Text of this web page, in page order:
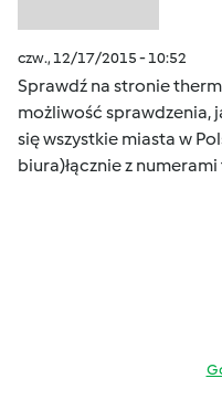
czw., 12/17/2015 - 10:52
Sprawdź na stronie
możliwość sprawdzenia,
się wszystkie miasta w
biura)łącznie z